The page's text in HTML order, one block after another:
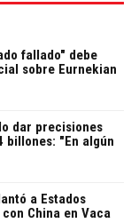
fallado" debe
sobre Eurnekian
dar precisiones
billones: "En algún
a Estados
China en Vaca